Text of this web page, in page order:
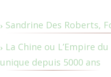
Sandrine Des Roberts,
La Chine ou L’Empire
unique depuis 5000 ans